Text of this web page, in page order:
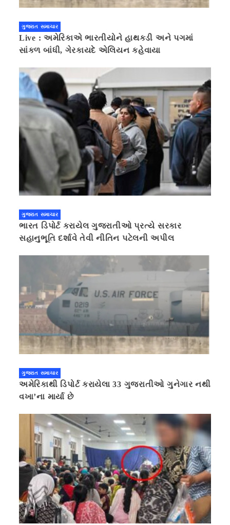
ગુજરાત સમાચાર
Live : અમેરિકાએ ભારતીયોને હાથકડી અને પગમાં
સાંકળ બાંધી, ગેરકાયદે એલિયન કહેવાયા
ગુજરાત સમાચાર
ભારત ડિપોર્ટ કરાયેલ ગુજરાતીઓ પ્રત્યે સરકાર
સહાનુભૂતિ દર્શાવે તેવી નીતિન પટેલની અપીલ
ગુજરાત સમાચાર
અમેરિકાથી ડિપોર્ટ કરાયેલા 33 ગુજરાતીઓ ગુનેગાર નથી
વખા’ના માર્યા છે